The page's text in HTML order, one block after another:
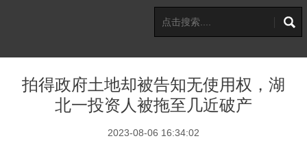
拍得政府土地却被告知无使用权，湖
北一投资人被拖至几近破产
2023-08-06 16:34:02